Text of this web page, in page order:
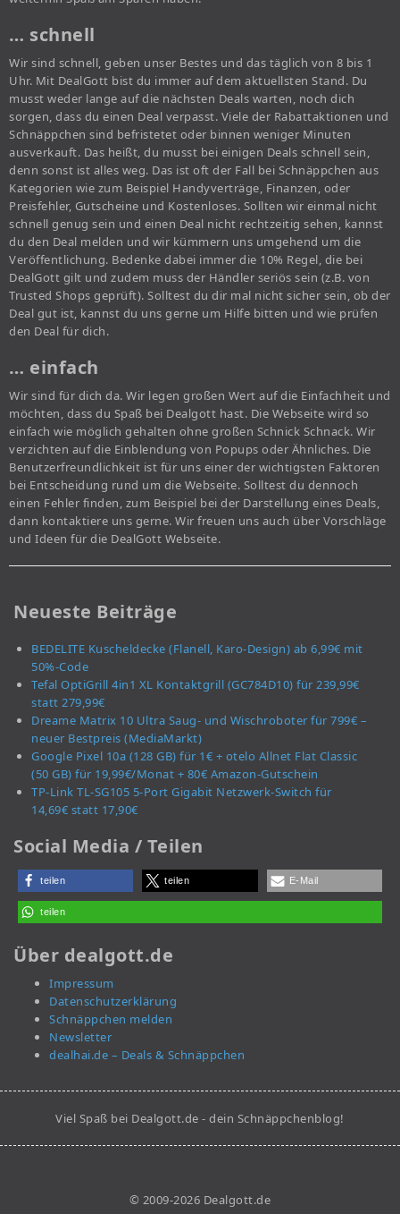
… schnell
Wir sind schnell, geben unser Bestes und das täglich von 8 bis 1
Uhr. Mit DealGott bist du immer auf dem aktuellsten Stand. Du
musst weder lange auf die nächsten Deals warten, noch dich
sorgen, dass du einen Deal verpasst. Viele der Rabattaktionen und
Schnäppchen sind befristetet oder binnen weniger Minuten
ausverkauft. Das heißt, du musst bei einigen Deals schnell sein,
denn sonst ist alles weg. Das ist oft der Fall bei Schnäppchen aus
Kategorien wie zum Beispiel Handyverträge, Finanzen, oder
Preisfehler, Gutscheine und Kostenloses. Sollten wir einmal nicht
schnell genug sein und einen Deal nicht rechtzeitig sehen, kannst
du den Deal melden und wir kümmern uns umgehend um die
Veröffentlichung. Bedenke dabei immer die 10% Regel, die bei
DealGott gilt und zudem muss der Händler seriös sein (z.B. von
Trusted Shops geprüft). Solltest du dir mal nicht sicher sein, ob der
Deal gut ist, kannst du uns gerne um Hilfe bitten und wie prüfen
den Deal für dich.
… einfach
Wir sind für dich da. Wir legen großen Wert auf die Einfachheit und
möchten, dass du Spaß bei Dealgott hast. Die Webseite wird so
einfach wie möglich gehalten ohne großen Schnick Schnack. Wir
verzichten auf die Einblendung von Popups oder Ähnliches. Die
Benutzerfreundlichkeit ist für uns einer der wichtigsten Faktoren
bei Entscheidung rund um die Webseite. Solltest du dennoch
einen Fehler finden, zum Beispiel bei der Darstellung eines Deals,
dann kontaktiere uns gerne. Wir freuen uns auch über Vorschläge
und Ideen für die DealGott Webseite.
Neueste Beiträge
BEDELITE Kuscheldecke (Flanell, Karo-Design) ab 6,99€ mit
50%-Code
Tefal OptiGrill 4in1 XL Kontaktgrill (GC784D10) für 239,99€
statt 279,99€
Dreame Matrix 10 Ultra Saug- und Wischroboter für 799€ –
neuer Bestpreis (MediaMarkt)
Google Pixel 10a (128 GB) für 1€ + otelo Allnet Flat Classic
(50 GB) für 19,99€/Monat + 80€ Amazon-Gutschein
TP-Link TL-SG105 5-Port Gigabit Netzwerk-Switch für
14,69€ statt 17,90€
Social Media / Teilen
teilen teilen E-Mail
teilen
Über dealgott.de
Impressum
Datenschutzerklärung
Schnäppchen melden
Newsletter
dealhai.de – Deals & Schnäppchen
Viel Spaß bei Dealgott.de - dein Schnäppchenblog!
© 2009-2026 Dealgott.de